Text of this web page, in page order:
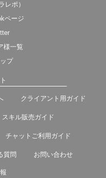
レポ）
ページ
様一覧
プ
クライアント用ガイド
スキル販売ガイド
チャットご利用ガイド
質問 お問い合わせ